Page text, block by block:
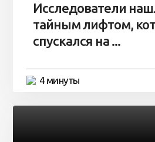
Исследователи
тайным лифтом,
спускался на ...
4 минуты